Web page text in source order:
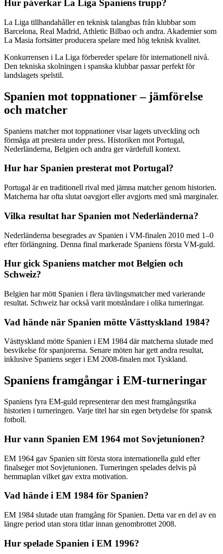
Hur påverkar La Liga Spaniens trupp?
La Liga tillhandahåller en teknisk talangbas från klubbar som
Barcelona, Real Madrid, Athletic Bilbao och andra. Akademier som
La Masia fortsätter producera spelare med hög teknisk kvalitet.
Konkurrensen i La Liga förbereder spelare för internationell nivå.
Den tekniska skolningen i spanska klubbar passar perfekt för
landslagets spelstil.
Spanien mot toppnationer – jämförelse
och matcher
Spaniens matcher mot toppnationer visar lagets utveckling och
förmåga att prestera under press. Historiken mot Portugal,
Nederländerna, Belgien och andra ger värdefull kontext.
Hur har Spanien presterat mot Portugal?
Portugal är en traditionell rival med jämna matcher genom historien.
Matcherna har ofta slutat oavgjort eller avgjorts med små marginaler.
Vilka resultat har Spanien mot Nederländerna?
Nederländerna besegrades av Spanien i VM-finalen 2010 med 1–0
efter förlängning. Denna final markerade Spaniens första VM-guld.
Hur gick Spaniens matcher mot Belgien och
Schweiz?
Belgien har mött Spanien i flera tävlingsmatcher med varierande
resultat. Schweiz har också varit motståndare i olika turneringar.
Vad hände när Spanien mötte Västtyskland 1984?
Västtyskland mötte Spanien i EM 1984 där matcherna slutade med
besvikelse för spanjorerna. Senare möten har gett andra resultat,
inklusive Spaniens seger i EM 2008-finalen mot Tyskland.
Spaniens framgångar i EM-turneringar
Spaniens fyra EM-guld representerar den mest framgångsrika
historien i turneringen. Varje titel har sin egen betydelse för spansk
fotboll.
Hur vann Spanien EM 1964 mot Sovjetunionen?
EM 1964 gav Spanien sitt första stora internationella guld efter
finalseger mot Sovjetunionen. Turneringen spelades delvis på
hemmaplan vilket gav extra motivation.
Vad hände i EM 1984 för Spanien?
EM 1984 slutade utan framgång för Spanien. Detta var en del av en
längre period utan stora titlar innan genombrottet 2008.
Hur spelade Spanien i EM 1996?